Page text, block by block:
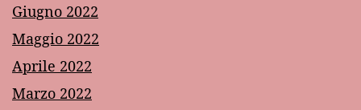
Giugno 2022
Maggio 2022
Aprile 2022
Marzo 2022